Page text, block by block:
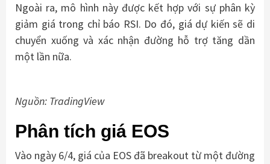
Ngoài ra, mô hình này được kết hợp với sự phân kỳ
giảm giá trong chỉ báo RSI. Do đó, giá dự kiến ​​sẽ di
chuyển xuống và xác nhận đường hỗ trợ tăng dần
một lần nữa.
Nguồn: TradingView
Phân tích giá EOS
Vào ngày 6/4, giá của EOS đã breakout từ một đường